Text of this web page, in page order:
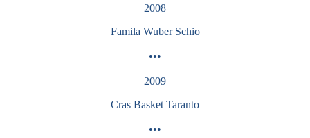
2008
Famila Wuber Schio
•••
2009
Cras Basket Taranto
•••